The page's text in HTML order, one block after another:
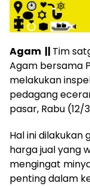
Agam || Tim
Agam bersama
melakukan
pedagang
pasar, Rabu (12/
Hal ini
harga jual yang
mengingat
penting dalam